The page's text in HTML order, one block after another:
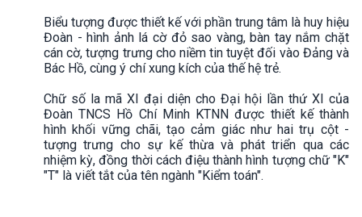
Biểu tượng được thiết kế với phần trung tâm là huy hiệu
Đoàn - hình ảnh lá cờ đỏ sao vàng, bàn tay nắm chặt
cán cờ, tượng trưng cho niềm tin tuyệt đối vào Đảng và
Bác Hồ, cùng ý chí xung kích của thế hệ trẻ.
Chữ số la mã XI đại diện cho Đại hội lần thứ XI của
Đoàn TNCS Hồ Chí Minh KTNN được thiết kế thành
hình khối vững chãi, tạo cảm giác như hai trụ cột -
tượng trưng cho sự kế thừa và phát triển qua các
nhiệm kỳ, đồng thời cách điệu thành hình tượng chữ "K"
"T" là viết tắt của tên ngành "Kiểm toán".